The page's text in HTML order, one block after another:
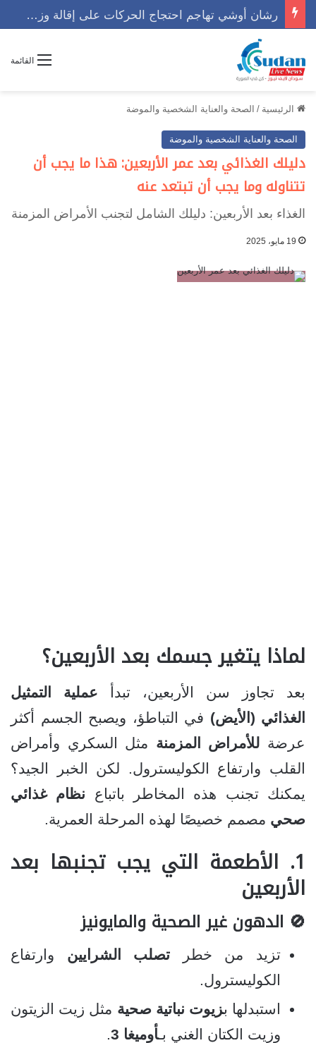
القائمة
الرئيسية / الصحة والعناية الشخصية والموضة
الصحة والعناية الشخصية والموضة
دليلك الغذائي بعد عمر الأربعين: هذا ما يجب أن
تتناوله وما يجب أن تبتعد عنه
الغذاء بعد الأربعين: دليلك الشامل لتجنب الأمراض المزمنة
19 مايو، 2025
لماذا يتغير جسمك بعد الأربعين؟
بعد تجاوز سن الأربعين، تبدأ عملية التمثيل
الغذائي (الأيض) في التباطؤ، ويصبح الجسم أكثر
عرضة للأمراض المزمنة مثل السكري وأمراض
القلب وارتفاع الكوليسترول. لكن الخبر الجيد؟
يمكنك تجنب هذه المخاطر باتباع نظام غذائي
صحي مصمم خصيصًا لهذه المرحلة العمرية.
1. الأطعمة التي يجب تجنبها بعد
الأربعين
🚫 الدهون غير الصحية والمايونيز
تزيد من خطر تصلب الشرايين وارتفاع
الكوليسترول.
استبدلها بزيوت نباتية صحية مثل زيت الزيتون
وزيت الكتان الغني بـأوميغا 3